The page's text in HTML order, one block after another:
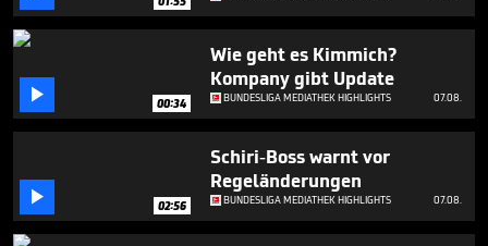
 00:34
Wie geht es Kimmich?
Kompany gibt Update
BUNDESLIGA MEDIATHEK HIGHLIGHTS 07.08.
 02:56
Schiri-Boss warnt vor
Regeländerungen
BUNDESLIGA MEDIATHEK HIGHLIGHTS 07.08.